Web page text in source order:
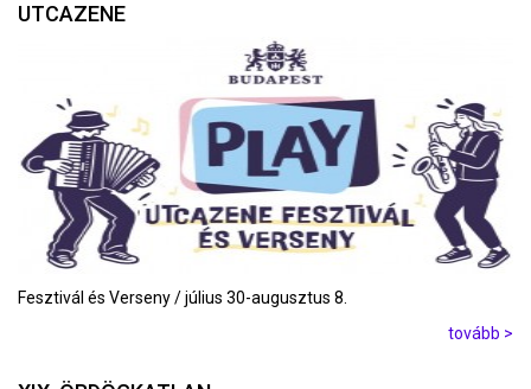
UTCAZENE
Fesztivál és Verseny / július 30-augusztus 8.
tovább >